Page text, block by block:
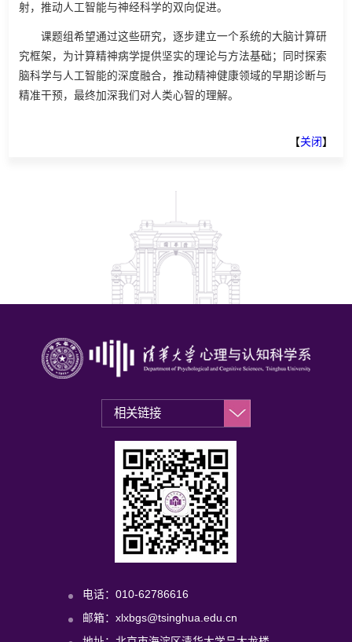
射，推动人工智能与神经科学的双向促进。
课题组希望通过这些研究，逐步建立一个系统的大脑计算研
究框架，为计算精神病学提供坚实的理论与方法基础；同时探索
脑科学与人工智能的深度融合，推动精神健康领域的早期诊断与
精准干预，最终加深我们对人类心智的理解。
【关闭】
电话：010-62786616
邮箱：xlxbgs@tsinghua.edu.cn